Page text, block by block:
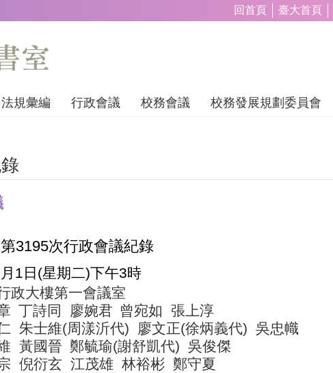
回首頁 臺大首頁
法規彙編 行政會議 校務會議 校務發展規劃委員會
3195次行政會議紀錄
月 1 日 (星期二)下午3時
政大樓第一會議室
丁詩同 廖婉君 曾宛如 張上淳
朱士維(周漾沂代) 廖文正(徐炳義代) 吳忠幟
黃國晉 鄭毓瑜(謝舒凱代) 吳俊傑
倪衍玄 江茂雄 林裕彬 鄭守夏